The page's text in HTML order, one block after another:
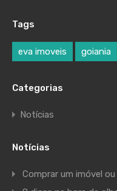
Tags
eva imoveis goiania
Categorias
Notícias
Notícias
Comprar um imóvel